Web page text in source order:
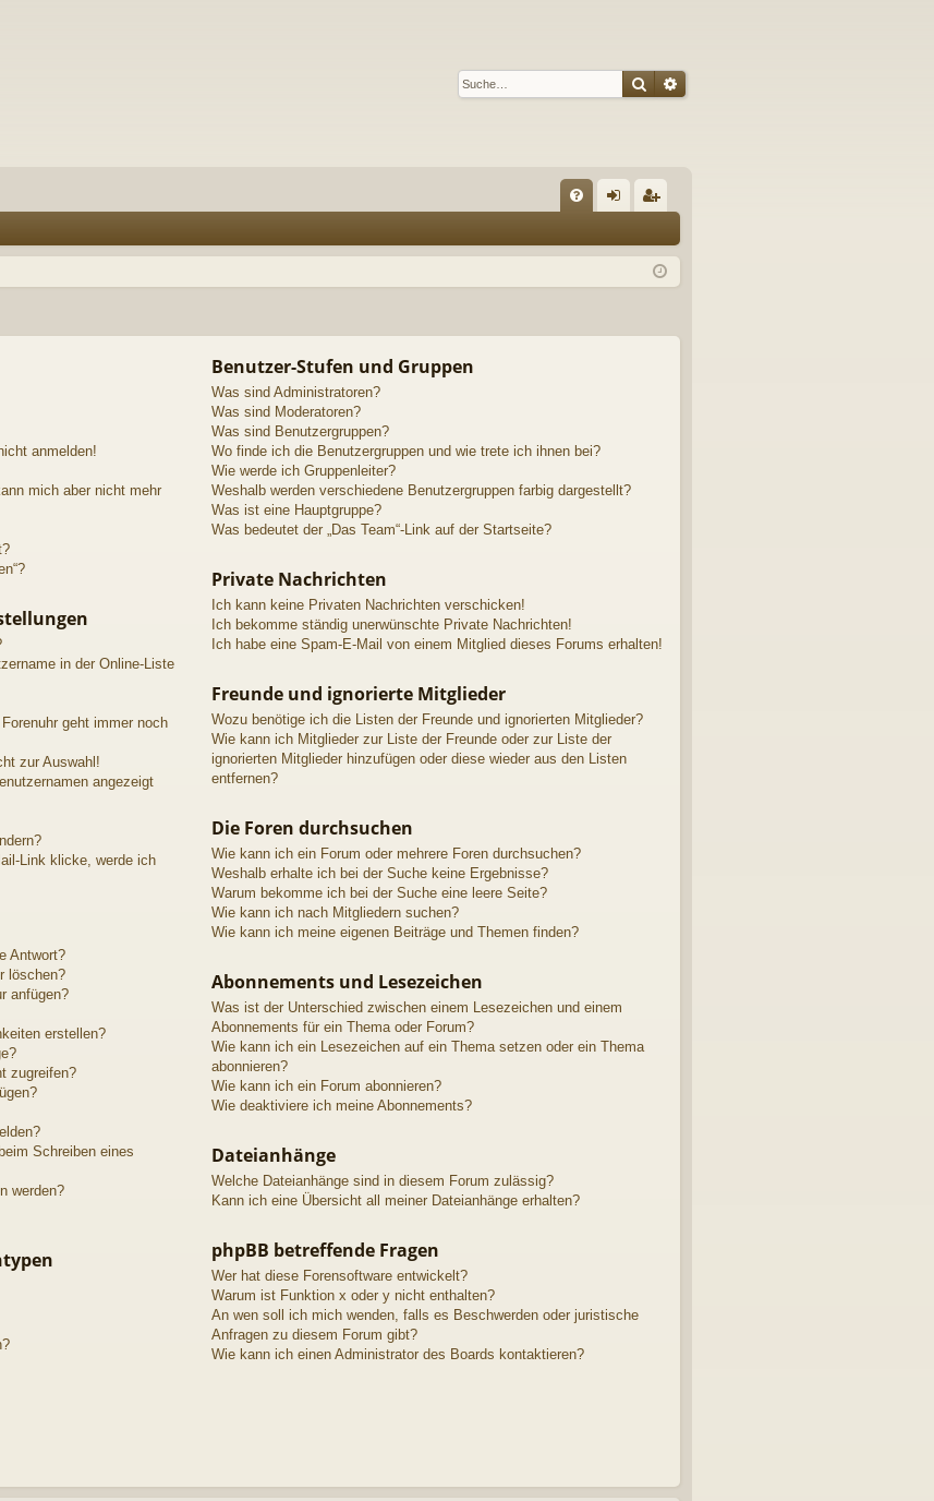
SucheErweiterte Suche
Q m ist
anmelden!
mich aber nicht mehr
in der Online-Liste
geht immer noch
zur Auswahl!
angezeigt
Link klicke, werde ich
Antwort?
löschen?
anfügen?
erstellen?
zugreifen?
Schreiben eines
werden?
Benutzer-Stufen und Gruppen
Was sind Administratoren?
Was sind Moderatoren?
Was sind Benutzergruppen?
Wo finde ich die Benutzergruppen und wie trete ich ihnen bei?
Wie werde ich Gruppenleiter?
Weshalb werden verschiedene Benutzergruppen farbig dargestellt?
Was ist eine Hauptgruppe?
Was bedeutet der „Das Team“-Link auf der Startseite?
Private Nachrichten
Ich kann keine Privaten Nachrichten verschicken!
Ich bekomme ständig unerwünschte Private Nachrichten!
Ich habe eine Spam-E-Mail von einem Mitglied dieses Forums erhalten!
Freunde und ignorierte Mitglieder
Wozu benötige ich die Listen der Freunde und ignorierten Mitglieder?
Wie kann ich Mitglieder zur Liste der Freunde oder zur Liste der
ignorierten Mitglieder hinzufügen oder diese wieder aus den Listen
entfernen?
Die Foren durchsuchen
Wie kann ich ein Forum oder mehrere Foren durchsuchen?
Weshalb erhalte ich bei der Suche keine Ergebnisse?
Warum bekomme ich bei der Suche eine leere Seite?
Wie kann ich nach Mitgliedern suchen?
Wie kann ich meine eigenen Beiträge und Themen finden?
Abonnements und Lesezeichen
Was ist der Unterschied zwischen einem Lesezeichen und einem
Abonnements für ein Thema oder Forum?
Wie kann ich ein Lesezeichen auf ein Thema setzen oder ein Thema
abonnieren?
Wie kann ich ein Forum abonnieren?
Wie deaktiviere ich meine Abonnements?
Dateianhänge
Welche Dateianhänge sind in diesem Forum zulässig?
Kann ich eine Übersicht all meiner Dateianhänge erhalten?
phpBB betreffende Fragen
Wer hat diese Forensoftware entwickelt?
Warum ist Funktion x oder y nicht enthalten?
An wen soll ich mich wenden, falls es Beschwerden oder juristische
Anfragen zu diesem Forum gibt?
Wie kann ich einen Administrator des Boards kontaktieren?